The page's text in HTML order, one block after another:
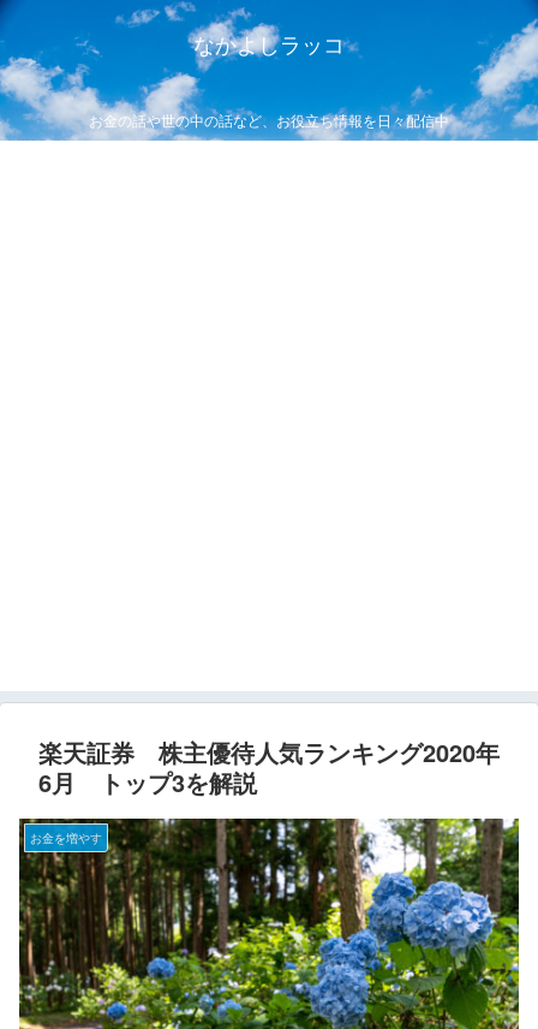
なかよしラッコ
お金の話や世の中の話など、お役立ち情報を日々配信中
楽天証券 株主優待人気ランキング2020年
6月 トップ3を解説
お金を増やす